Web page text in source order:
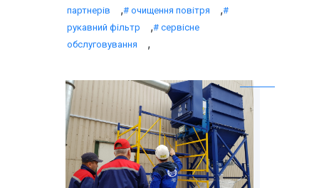
партнерів
, очищення повітря ,
рукавний фільтр ,
сервісне
обслуговування
,